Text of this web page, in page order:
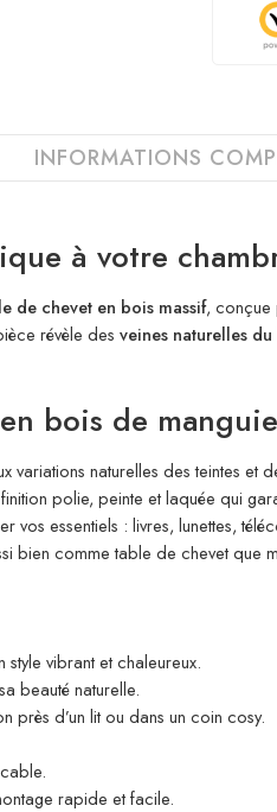
INFORMATIONS
à votre
de chevet en bois massif, conçue
révèle des veines naturelles
bois de
variations naturelles des teintes et
polie, peinte et laquée qui
vos essentiels : livres, lunettes,
bien comme table de chevet que
vibrant et chaleureux.
beauté naturelle.
près d’un lit ou dans un coin cosy.
rapide et facile.